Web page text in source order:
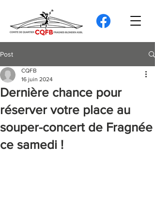
Post
Dernière chance pour
réserver votre place au
souper-concert de Fragnée
ce samedi !
CQFB
16 juin 2024